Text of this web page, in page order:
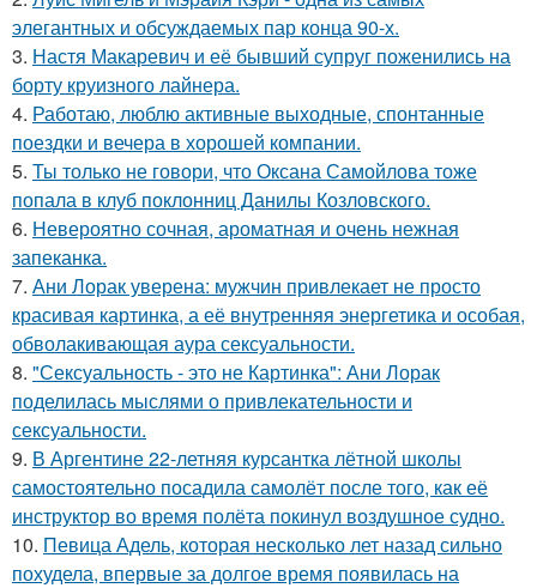
элегантных и обсуждаемых пар конца 90-х.
3. Настя Макаревич и её бывший супруг поженились на
борту круизного лайнера.
4. Работаю, люблю активные выходные, спонтанные
поездки и вечера в хорошей компании.
5. Ты только не говори, что Оксана Самойлова тоже
попала в клуб поклонниц Данилы Козловского.
6. Невероятно сочная, ароматная и очень нежная
запеканка.
7. Ани Лорак уверена: мужчин привлекает не просто
красивая картинка, а её внутренняя энергетика и особая,
обволакивающая аура сексуальности.
8. "Сексуальность - это не Картинка": Ани Лорак
поделилась мыслями о привлекательности и
сексуальности.
9. В Аргентине 22-летняя курсантка лётной школы
самостоятельно посадила самолёт после того, как её
инструктор во время полёта покинул воздушное судно.
10. Певица Адель, которая несколько лет назад сильно
похудела, впервые за долгое время появилась на